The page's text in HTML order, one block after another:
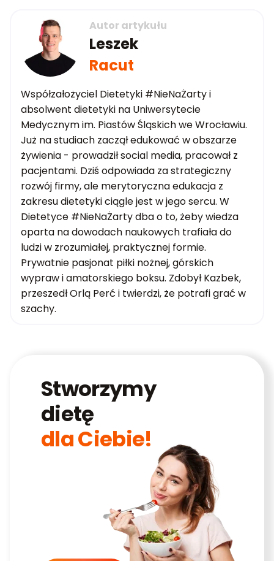
Autor artykułu
Leszek
Racut
Współzałożyciel Dietetyki #NieNaŻarty i
absolwent dietetyki na Uniwersytecie
Medycznym im. Piastów Śląskich we Wrocławiu.
Już na studiach zaczął edukować w obszarze
żywienia - prowadził social media, pracował z
pacjentami. Dziś odpowiada za strategiczny
rozwój firmy, ale merytoryczna edukacja z
zakresu dietetyki ciągle jest w jego sercu. W
Dietetyce #NieNaŻarty dba o to, żeby wiedza
oparta na dowodach naukowych trafiała do
ludzi w zrozumiałej, praktycznej formie.
Prywatnie pasjonat piłki nożnej, górskich
wypraw i amatorskiego boksu. Zdobył Kazbek,
przeszedł Orlą Perć i twierdzi, że potrafi grać w
szachy.
Stworzymy
dietę
dla Ciebie!